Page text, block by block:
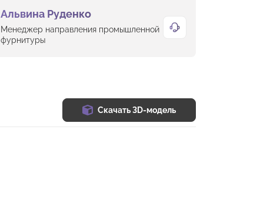
Альвина Руденко
Менеджер направления промышленной
фурнитуры
Скачать 3D-модель